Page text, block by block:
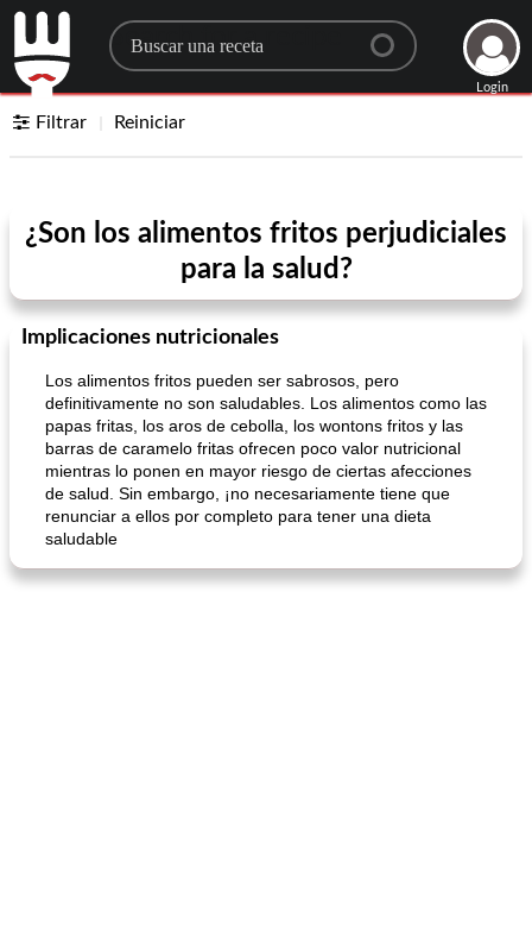
Search for a recipe
Login
Filtrar Reiniciar
¿Son los alimentos fritos perjudiciales
para la salud?
Implicaciones nutricionales
Los alimentos fritos pueden ser sabrosos, pero
definitivamente no son saludables. Los alimentos como las
papas fritas, los aros de cebolla, los wontons fritos y las
barras de caramelo fritas ofrecen poco valor nutricional
mientras lo ponen en mayor riesgo de ciertas afecciones
de salud. Sin embargo, ¡no necesariamente tiene que
renunciar a ellos por completo para tener una dieta
saludable